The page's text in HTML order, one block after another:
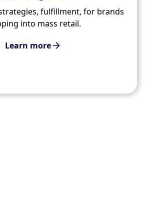
fulfillment, for brands
into mass retail.
Learn more